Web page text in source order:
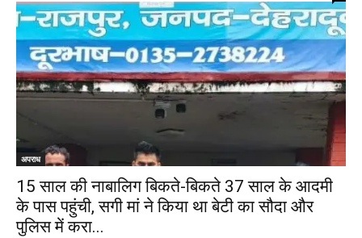
अपराध
15 साल की नाबालिग बिकते-बिकते 37 साल के आदमी
के पास पहुंची, सगी मां ने किया था बेटी का सौदा और
पुलिस में करा...